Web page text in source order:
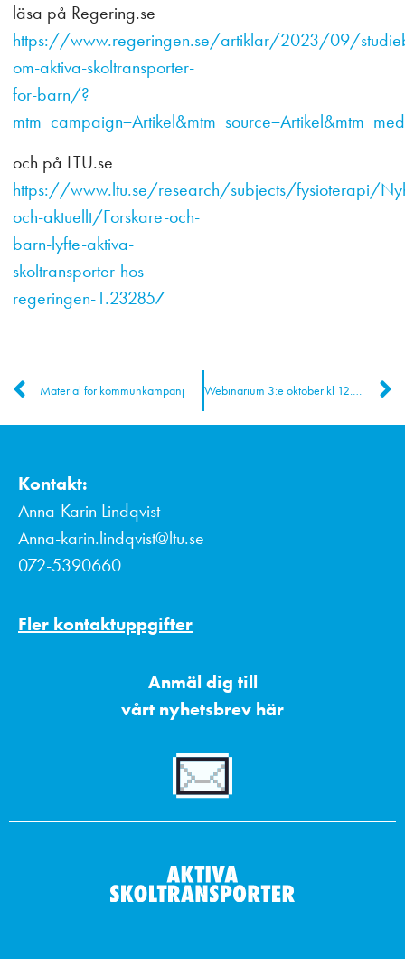
läsa på Regering.se
https://www.regeringen.se/artiklar/2023/09/
om-aktiva-skoltransporter-
for-barn/?
och på LTU.se
https://www.ltu.se/research/subjects/fysioterapi/
och-aktuellt/Forskare-och-
barn-lyfte-aktiva-
skoltransporter-hos-
regeringen-1.232857
Material för kommunkampanj Webinarium 3:e oktober kl 12.15 ”Tänk inte på vad som kan hända – tänk på barnen”
Kontakt:
Anna-Karin Lindqvist
Anna-karin.lindqvist@ltu.se
072-5390660
Fler kontaktuppgifter
Anmäl dig till
vårt nyhetsbrev här